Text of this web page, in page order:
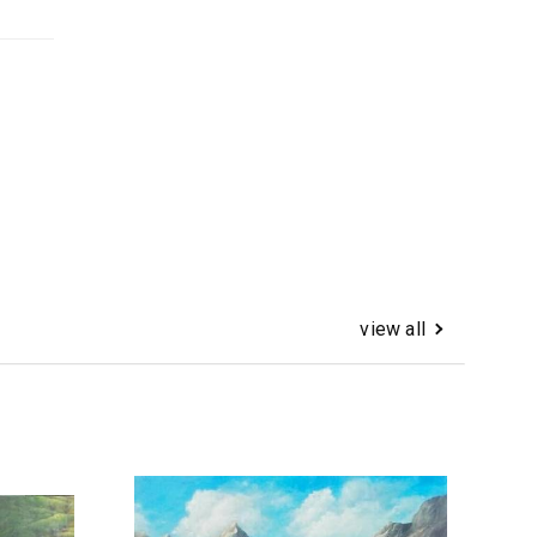
view all